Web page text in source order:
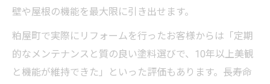
壁や屋根の機能を最大限に引き出せます。
粕屋町で実際にリフォームを行ったお客様からは「定期
的なメンテナンスと質の良い塗料選びで、10年以上美観
と機能が維持できた」といった評価もあります。長寿命